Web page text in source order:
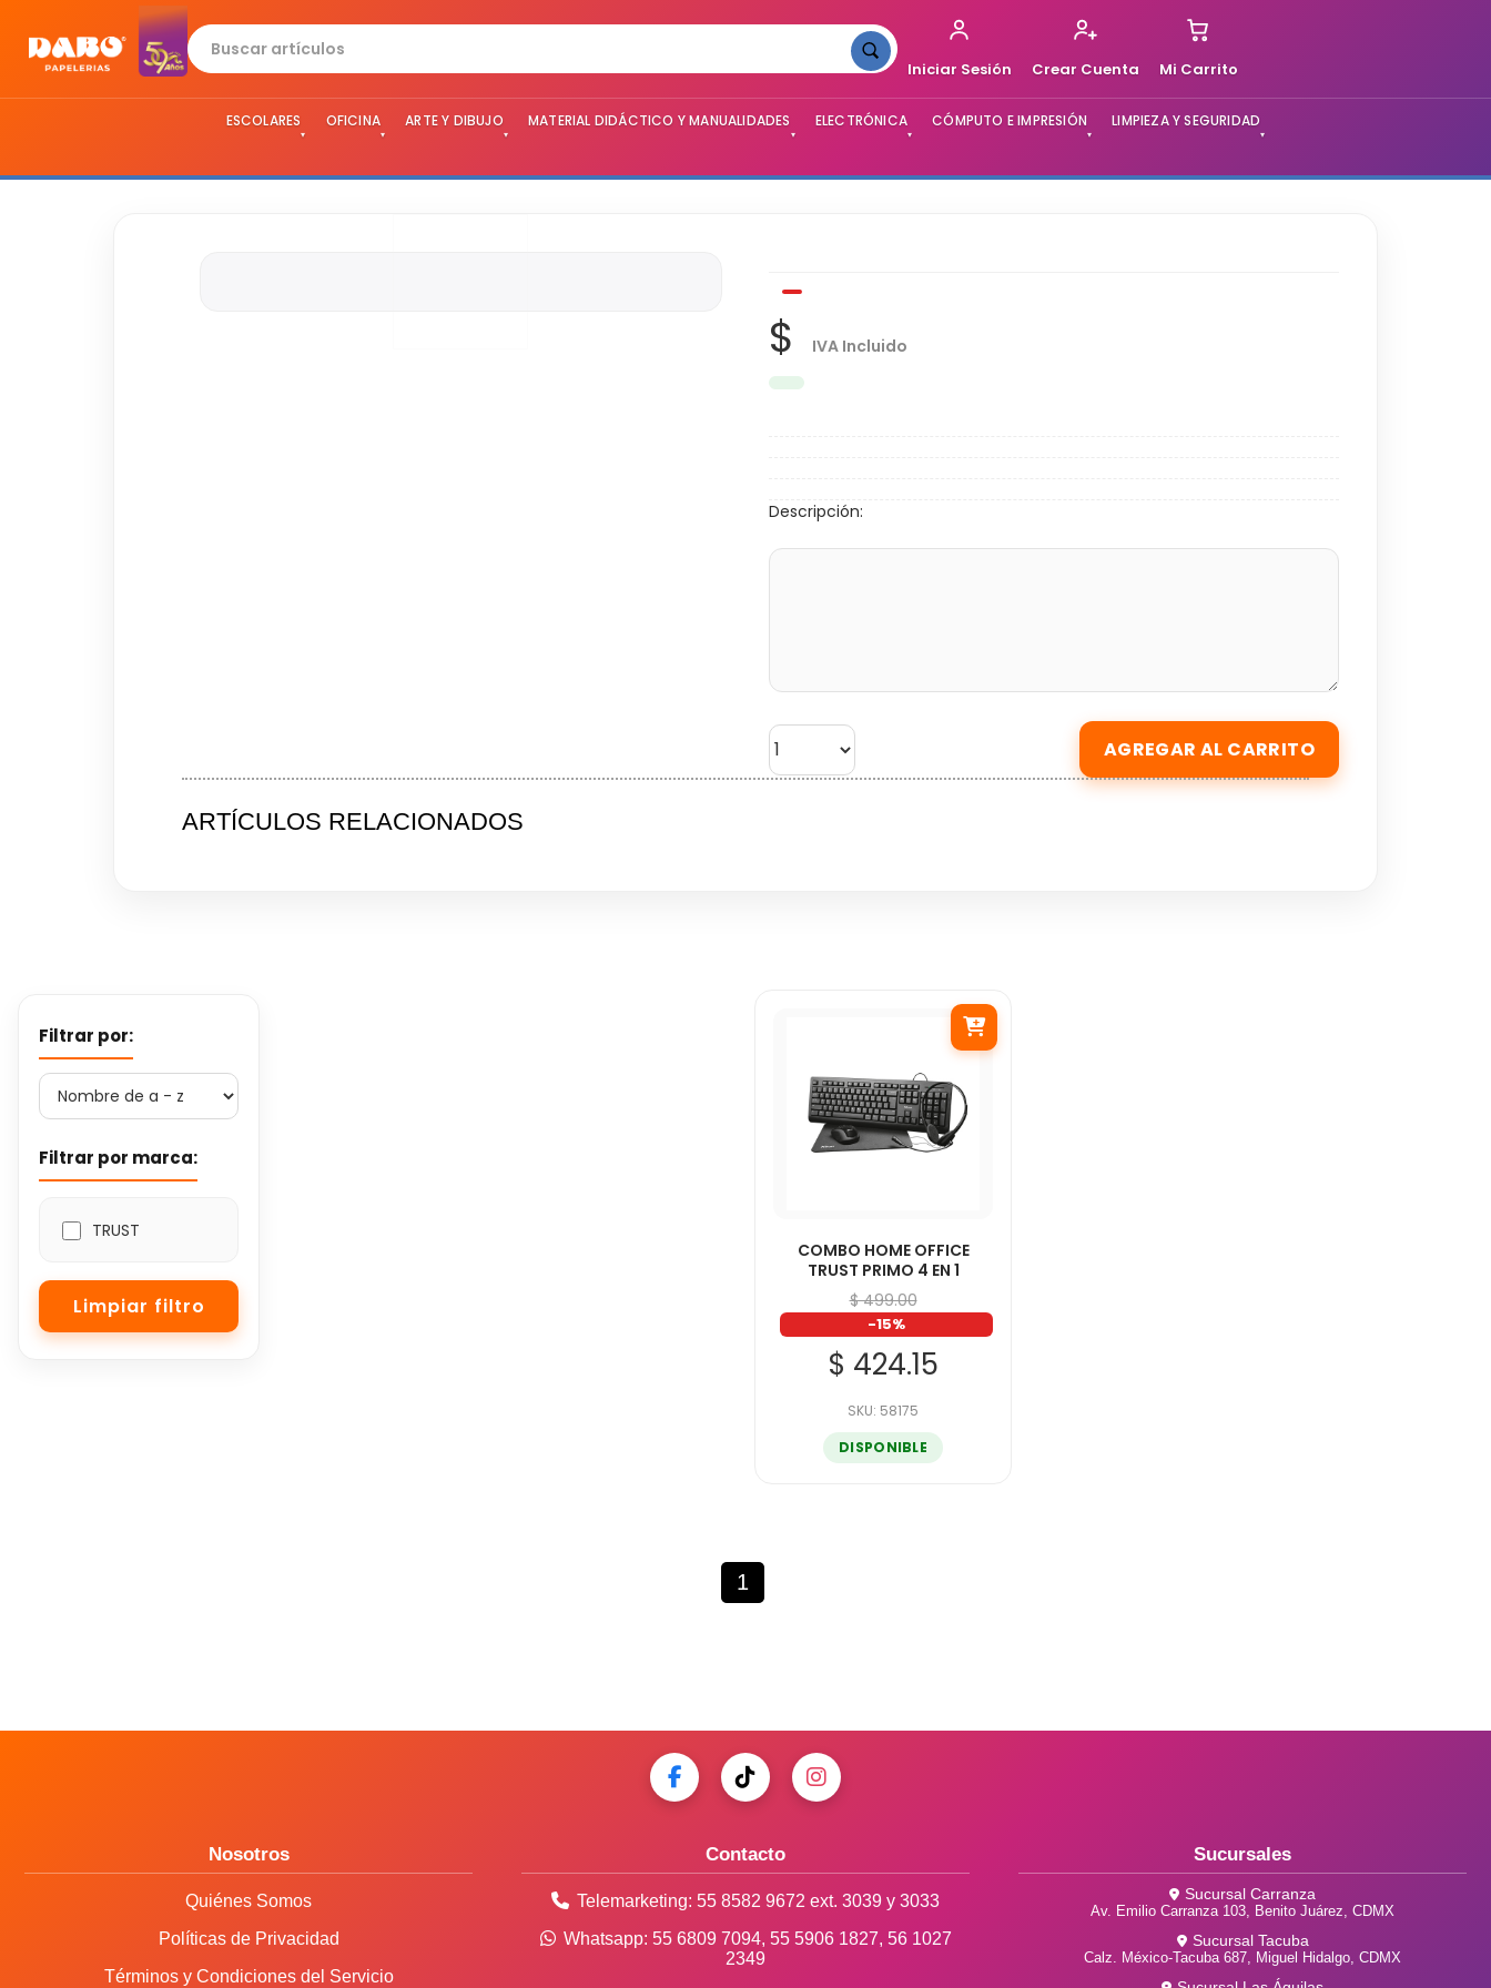
Iniciar Sesión Crear Cuenta Mi Carrito
ESCOLARES
▾
OFICINA
▾
ARTE Y DIBUJO
▾
MATERIAL DIDÁCTICO Y MANUALIDADES
▾
ELECTRÓNICA
▾
CÓMPUTO E IMPRESIÓN
▾
LIMPIEZA Y SEGURIDAD
▾
$ IVA Incluido
Descripción:
ARTÍCULOS RELACIONADOS
Filtrar por:
Filtrar por marca:
TRUST
COMBO HOME OFFICE
TRUST PRIMO 4 EN 1
$ 499.00
-15%
$ 424.15
SKU: 58175
DISPONIBLE
1
Nosotros
Quiénes Somos
Políticas de Privacidad
Términos y Condiciones del Servicio
Contacto
Telemarketing: 55 8582 9672 ext. 3039 y 3033
Whatsapp: 55 6809 7094, 55 5906 1827, 56 1027
2349
Sucursales
Sucursal Carranza
Av. Emilio Carranza 103, Benito Juárez, CDMX
Sucursal Tacuba
Calz. México-Tacuba 687, Miguel Hidalgo, CDMX